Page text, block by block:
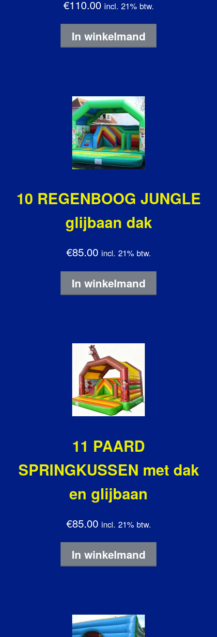
€110.00 incl. 21% btw.
In winkelmand
10 REGENBOOG JUNGLE
glijbaan dak
€85.00 incl. 21% btw.
In winkelmand
11 PAARD
SPRINGKUSSEN met dak
en glijbaan
€85.00 incl. 21% btw.
In winkelmand